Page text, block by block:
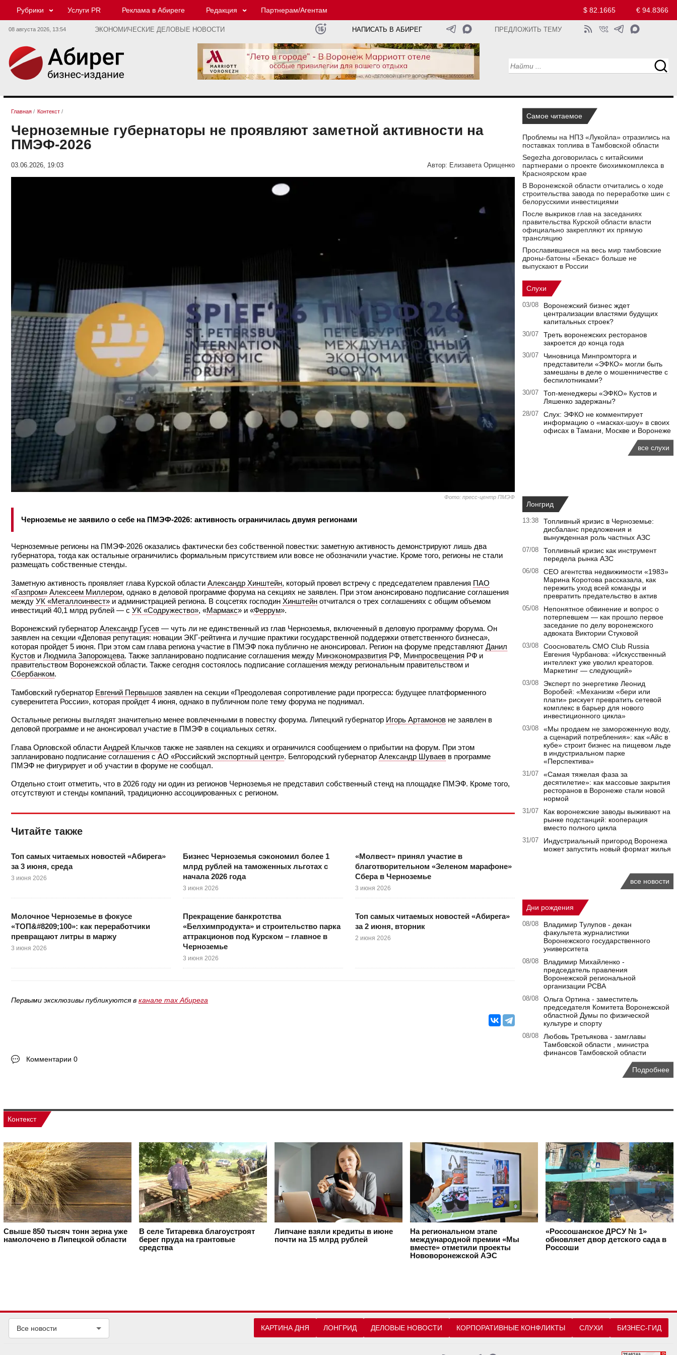
Рубрики Услуги PR Реклама в Абиреге Редакция Партнерам/Агентам $ 82.1665 € 94.8366
08 августа 2026, 13:54 ЭКОНОМИЧЕСКИЕ ДЕЛОВЫЕ НОВОСТИ НАПИСАТЬ В АБИРЕГ ПРЕДЛОЖИТЬ ТЕМУ
Главная / Контекст /
Черноземные губернаторы не проявляют заметной активности на
ПМЭФ-2026
03.06.2026, 19:03 Автор: Елизавета Орищенко
Фото: пресс-центр ПМЭФ
Черноземье не заявило о себе на ПМЭФ-2026: активность ограничилась двумя регионами
Черноземные регионы на ПМЭФ-2026 оказались фактически без собственной повестки: заметную активность демонстрируют лишь два
губернатора, тогда как остальные ограничились формальным присутствием или вовсе не обозначили участие. Кроме того, регионы не стали
размещать собственные стенды.
Заметную активность проявляет глава Курской области Александр Хинштейн, который провел встречу с председателем правления ПАО
«Газпром» Алексеем Миллером, однако в деловой программе форума на секциях не заявлен. При этом анонсировано подписание соглашения
между УК «Металлоинвест» и администрацией региона. В соцсетях господин Хинштейн отчитался о трех соглашениях с общим объемом
инвестиций 40,1 млрд рублей — с УК «Содружество», «Мармакс» и «Феррум».
Воронежский губернатор Александр Гусев — чуть ли не единственный из глав Черноземья, включенный в деловую программу форума. Он
заявлен на секции «Деловая репутация: новации ЭКГ-рейтинга и лучшие практики государственной поддержки ответственного бизнеса»,
которая пройдет 5 июня. При этом сам глава региона участие в ПМЭФ пока публично не анонсировал. Регион на форуме представляют Данил
Кустов и Людмила Запорожцева. Также запланировано подписание соглашения между Минэкономразвития РФ, Минпросвещения РФ и
правительством Воронежской области. Также сегодня состоялось подписание соглашения между региональным правительством и
Сбербанком.
Тамбовский губернатор Евгений Первышов заявлен на секции «Преодолевая сопротивление ради прогресса: будущее платформенного
суверенитета России», которая пройдет 4 июня, однако в публичном поле тему форума не поднимал.
Остальные регионы выглядят значительно менее вовлеченными в повестку форума. Липецкий губернатор Игорь Артамонов не заявлен в
деловой программе и не анонсировал участие в ПМЭФ в социальных сетях.
Глава Орловской области Андрей Клычков также не заявлен на секциях и ограничился сообщением о прибытии на форум. При этом
запланировано подписание соглашения с АО «Российский экспортный центр». Белгородский губернатор Александр Шуваев в программе
ПМЭФ не фигурирует и об участии в форуме не сообщал.
Отдельно стоит отметить, что в 2026 году ни один из регионов Черноземья не представил собственный стенд на площадке ПМЭФ. Кроме того,
отсутствуют и стенды компаний, традиционно ассоциированных с регионом.
Читайте также
Топ самых читаемых новостей «Абирега»
за 3 июня, среда
3 июня 2026
Бизнес Черноземья сэкономил более 1
млрд рублей на таможенных льготах с
начала 2026 года
3 июня 2026
«Молвест» принял участие в
благотворительном «Зеленом марафоне»
Сбера в Черноземье
3 июня 2026
Молочное Черноземье в фокусе
«ТОП&#8209;100»: как переработчики
превращают литры в маржу
3 июня 2026
Прекращение банкротства
«Белхимпродукта» и строительство парка
аттракционов под Курском – главное в
Черноземье
3 июня 2026
Топ самых читаемых новостей «Абирега»
за 2 июня, вторник
2 июня 2026
Первыми эксклюзивы публикуются в канале max Абирега
Комментарии 0
Самое читаемое
Проблемы на НПЗ «Лукойла» отразились на
поставках топлива в Тамбовской области
Segezha договорилась с китайскими
партнерами о проекте биохимкомплекса в
Красноярском крае
В Воронежской области отчитались о ходе
строительства завода по переработке шин с
белорусскими инвестициями
После выкриков глав на заседаниях
правительства Курской области власти
официально закрепляют их прямую
трансляцию
Прославившиеся на весь мир тамбовские
дроны-батоны «Бекас» больше не
выпускают в России
Слухи
03/08
Воронежский бизнес ждет
централизации властями будущих
капитальных строек?
30/07
Треть воронежских ресторанов
закроется до конца года
30/07
Чиновница Минпромторга и
представители «ЭФКО» могли быть
замешаны в деле о мошенничестве с
беспилотниками?
30/07
Топ-менеджеры «ЭФКО» Кустов и
Ляшенко задержаны?
28/07
Слух: ЭФКО не комментирует
информацию о «масках-шоу» в своих
офисах в Тамани, Москве и Воронеже
все слухи
Лонгрид
13:38
Топливный кризис в Черноземье:
дисбаланс предложения и
вынужденная роль частных АЗС
07/08
Топливный кризис как инструмент
передела рынка АЗС
06/08
CEO агентства недвижимости «1983»
Марина Коротова рассказала, как
пережить уход всей команды и
превратить предательство в актив
05/08
Непонятное обвинение и вопрос о
потерпевшем — как прошло первое
заседание по делу воронежского
адвоката Виктории Стуковой
03/08
Сооснователь CMO Club Russia
Евгения Чурбанова: «Искусственный
интеллект уже уволил креаторов.
Маркетинг — следующий»
03/08
Эксперт по энергетике Леонид
Воробей: «Механизм «бери или
плати» рискует превратить сетевой
комплекс в барьер для нового
инвестиционного цикла»
03/08
«Мы продаем не замороженную воду,
а сценарий потребления»: как «Айс в
кубе» строит бизнес на пищевом льде
в индустриальном парке
«Перспектива»
31/07
«Самая тяжелая фаза за
десятилетие»: как массовые закрытия
ресторанов в Воронеже стали новой
нормой
31/07
Как воронежские заводы выживают на
рынке подстанций: кооперация
вместо полного цикла
31/07
Индустриальный пригород Воронежа
может запустить новый формат жилья
все новости
Дни рождения
08/08
Владимир Тулупов - декан
факультета журналистики
Воронежского государственного
университета
08/08
Владимир Михайленко -
председатель правления
Воронежской региональной
организации РСВА
08/08
Ольга Ортина - заместитель
председателя Комитета Воронежской
областной Думы по физической
культуре и спорту
08/08
Любовь Третьякова - замглавы
Тамбовской области , министра
финансов Тамбовской области
Подробнее
Контекст
Свыше 850 тысяч тонн зерна уже
намолочено в Липецкой области
В селе Титаревка благоустроят
берег пруда на грантовые
средства
Липчане взяли кредиты в июне
почти на 15 млрд рублей
На региональном этапе
международной премии «Мы
вместе» отметили проекты
Нововоронежской АЭС
«Россошанское ДРСУ № 1»
обновляет двор детского сада в
Россоши
Все новости КАРТИНА ДНЯ ЛОНГРИД ДЕЛОВЫЕ НОВОСТИ КОРПОРАТИВНЫЕ КОНФЛИКТЫ СЛУХИ БИЗНЕС-ГИД